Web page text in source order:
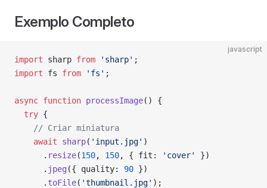
Exemplo Completo
javascript
import sharp from 'sharp' ;
import fs from 'fs' ;
async function processImage() {
  try
{
    // Criar miniatura
    await
sharp( 'input.jpg' )
      .
resize(150, 150, { fit: 'cover'
})
      .
jpeg ({ quality: 90 })
      .
toFile( 'thumbnail.jpg' );